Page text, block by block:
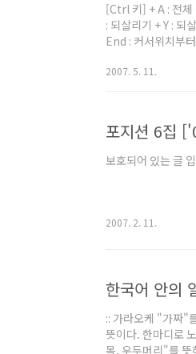
[Ctrl 키] + A : 전체
: 되살리기 + Y : 되
End : 커서위치부
행 [WindowKey 키
2007. 5. 11.
포지션 6집
보호되어 있는 글
2007. 2. 11.
한국어 안의
:: 가라오케 "가짜"
뜻이다. 한마디로
목, 우두머리"를